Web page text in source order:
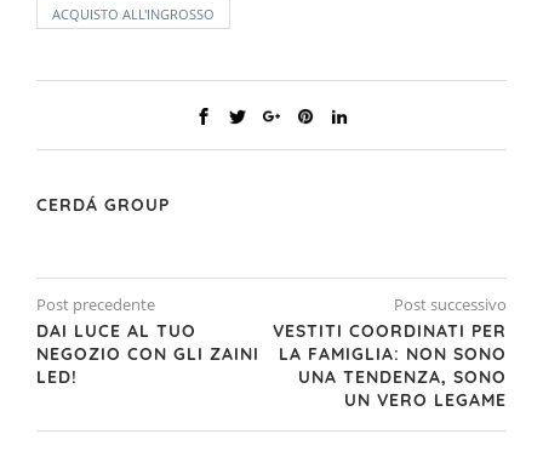
ACQUISTO ALL'INGROSSO
CERDÁ GROUP
Post precedente
DAI LUCE AL TUO
NEGOZIO CON GLI ZAINI
LED!
Post successivo
VESTITI COORDINATI PER
LA FAMIGLIA: NON SONO
UNA TENDENZA, SONO
UN VERO LEGAME